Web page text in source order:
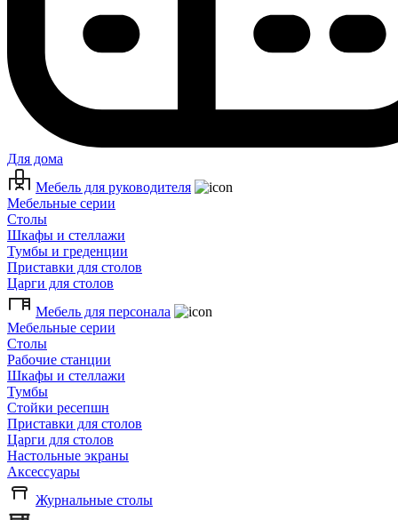
Для дома
Мебель для руководителя
Мебельные серии
Столы
Шкафы и стеллажи
Тумбы и греденции
Приставки для столов
Царги для столов
Мебель для персонала
Мебельные серии
Столы
Рабочие станции
Шкафы и стеллажи
Тумбы
Стойки ресепшн
Приставки для столов
Царги для столов
Настольные экраны
Аксессуары
Журнальные столы